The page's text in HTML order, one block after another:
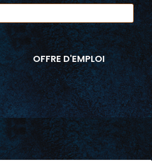
OFFRE D'EMPLOI